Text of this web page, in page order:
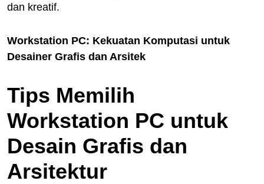
dan kreatif.
Workstation PC: Kekuatan Komputasi untuk
Desainer Grafis dan Arsitek
Tips Memilih
Workstation PC untuk
Desain Grafis dan
Arsitektur